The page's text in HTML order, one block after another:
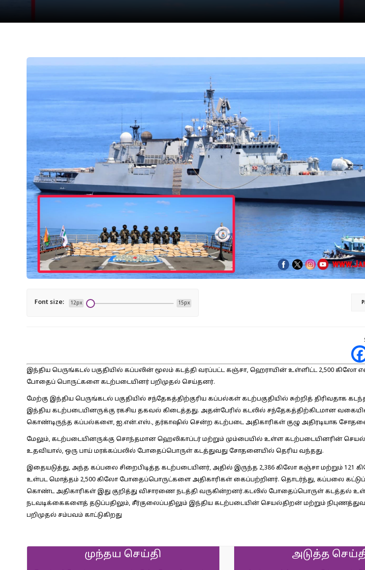
Font size: 12px 15px
இந்திய பெருங்கடல் பகுதியில் கப்பலின் மூலம் கடத்தி வரப்பட்ட கஞ்சா, ஹெராயின் உள்ளிட்ட 2,500
போதைப் பொருட்களை கடற்படையினர் பறிமுதல் செய்தனர்.
மேற்கு இந்திய பெருங்கடல் பகுதியில் சந்தேகத்திற்குரிய கப்பல்கள் கடற்பகுதியில் சுற்றித் திரிவதாக
இந்திய கடற்படையினருக்கு ரகசிய தகவல் கிடைத்தது. அதன்பேரில் கடலில் சந்தேகத்திற்கிடமான
கொண்டிருந்த கப்பல்களை, ஐ.என்.எஸ்., தர்காஷில் சென்ற கடற்படை அதிகாரிகள் குழு அதிரடியாக
மேலும், கடற்படையினருக்கு சொந்தமான ஹெலிகாப்டர் மற்றும் மும்பையில் உள்ள கடற்படையினரின்
உதவியால், ஒரு பாய் மரக்கப்பலில் போதைப்பொருள் கடத்துவது சோதனையில் தெரிய வந்தது.
இதையடுத்து, அந்த கப்பலை சிறைபிடித்த கடற்படையினர், அதில் இருந்த 2,386 கிலோ கஞ்சா மற்றும் 121
உள்பட மொத்தம் 2,500 கிலோ போதைப்பொருட்களை அதிகாரிகள் கைப்பற்றினர். தொடர்ந்து, கப்பலை
கொண்ட அதிகாரிகள் இது குறித்து விசாரணை நடத்தி வருகின்றனர்.கடலில் போதைப்பொருள் கடத்தல்
நடவடிக்கைகளைத் தடுப்பதிலும், சீர்குலைப்பதிலும் இந்திய கடற்படையின் செயல்திறன் மற்றும்
பறிமுதல் சம்பவம் காட்டுகிறது
முந்தய செய்தி அடுத்த